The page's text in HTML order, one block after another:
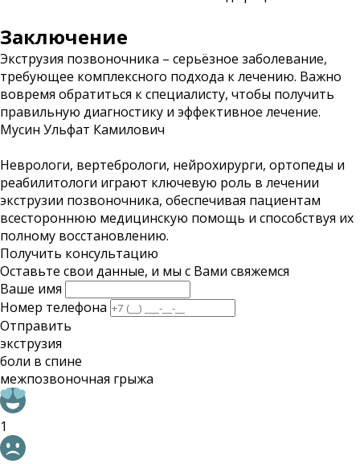
Заключение
Экструзия позвоночника – серьёзное заболевание,
требующее комплексного подхода к лечению. Важно
вовремя обратиться к специалисту, чтобы получить
правильную диагностику и эффективное лечение.
Мусин Ульфат Камилович
Неврологи, вертебрологи, нейрохирурги, ортопеды и
реабилитологи играют ключевую роль в лечении
экструзии позвоночника, обеспечивая пациентам
всестороннюю медицинскую помощь и способствуя их
полному восстановлению.
Получить консультацию
Оставьте свои данные, и мы с Вами свяжемся
Ваше имя
Номер телефона
Отправить
экструзия
боли в спине
межпозвоночная грыжа
1